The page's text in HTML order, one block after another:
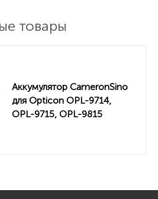
товары
Аккумулятор CameronSino
для Opticon OPL-9714,
OPL-9715, OPL-9815